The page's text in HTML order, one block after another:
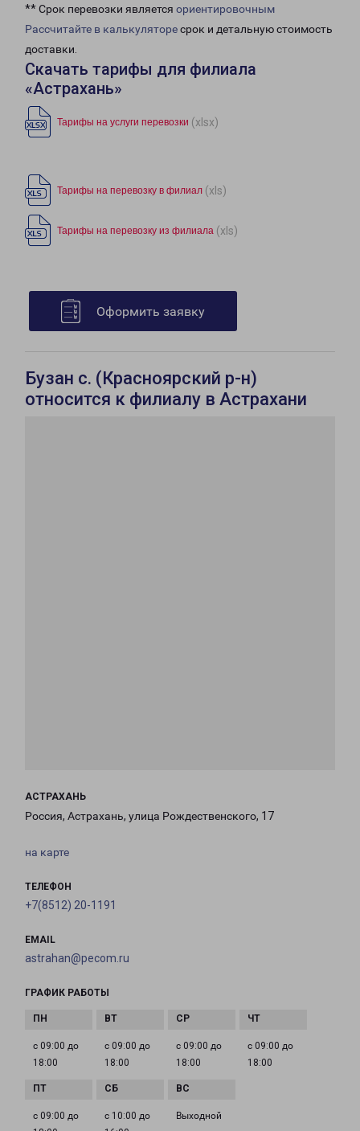
** Срок перевозки является ориентировочным
Рассчитайте в калькуляторесрок и детальную стоимость
доставки.
Скачать тарифы для филиала
«Астрахань»
Тарифы на услуги перевозки (xlsx)
Тарифы на перевозку в филиал (xls)
Тарифы на перевозку из филиала (xls)
Оформить заявку
Бузан с. (Красноярский р-н)
относится к филиалу в Астрахани
АСТРАХАНЬ
Россия, Астрахань, улица Рождественского, 17
на карте
ТЕЛЕФОН
+7(8512) 20-1191
EMAIL
astrahan@pecom.ru
ГРАФИК РАБОТЫ
с 09:00 до
18:00
с 09:00 до
18:00
с 09:00 до
18:00
с 09:00 до
18:00
с 09:00 до
с 10:00 до
Выходной